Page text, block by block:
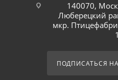
140070,
Люберецкий
мкр.
ПОДПИСАТЬСЯ